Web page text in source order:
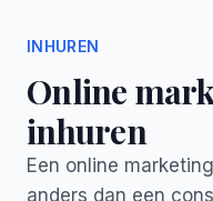
INHUREN
Online
inhuren
Een online
anders dan een